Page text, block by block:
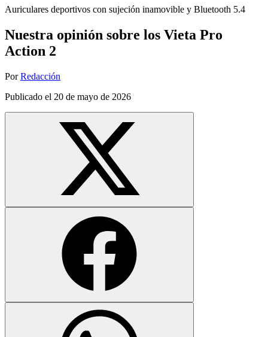
Auriculares deportivos con sujeción inamovible y Bluetooth 5.4
Nuestra opinión sobre los Vieta Pro
Action 2
Por Redacción
Publicado el 20 de mayo de 2026